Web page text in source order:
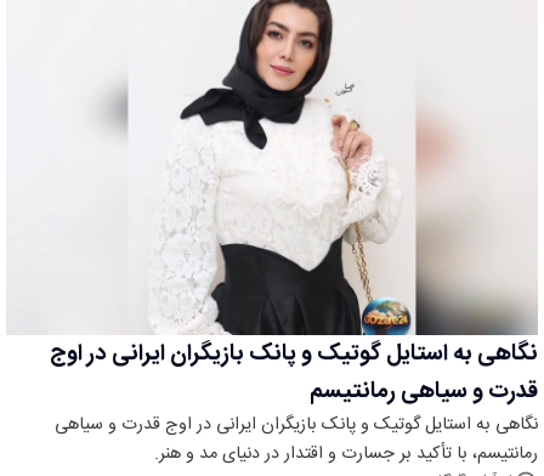
نگاهی به استایل گوتیک و پانک بازیگران ایرانی در اوج
قدرت و سیاهی رمانتیسم
نگاهی به استایل گوتیک و پانک بازیگران ایرانی در اوج قدرت و سیاهی
رمانتیسم، با تأکید بر جسارت و اقتدار در دنیای مد و هنر.